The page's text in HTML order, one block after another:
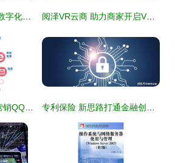
阅泽VR云商 助力商家开启VR推广新纪元